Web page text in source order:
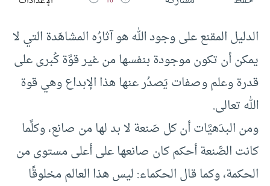
الدليل المقنع على وجود الله هو آثارُه المشاهَدة التي لا
يمكن أن تكون موجودة بنفسها من غير قوَّة كُبرى على
قدرة وعلم وصفات يَصدُر عنها هذا الإبداع وهي قوة
الله تعالى.
ومن البدَهيَّات أن كل صَنعة لا بد لها من صانع، وكلَّما
كانت الصَّنعة أحكم كان صانعها على أعلى مستوى من
الحكمة، وكما قال الحكماء: ليس هذا العالم مخلوقًا